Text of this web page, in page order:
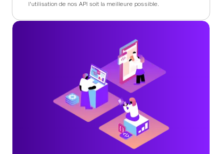
l'utilisation de nos API soit la meilleure possible.